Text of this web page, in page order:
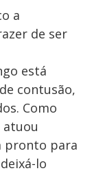
a
de ser
está
contusão,
Como
atuou
pronto para
lo